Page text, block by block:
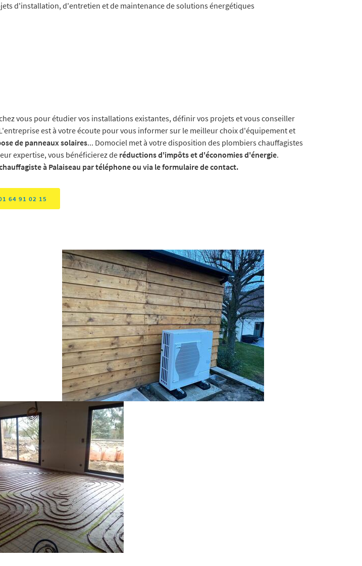
d'installation, d'entretien et de maintenance de solutions énergétiques
vous pour étudier vos installations existantes, définir vos projets et vous conseiller
est à votre écoute pour vous informer sur le meilleur choix d'équipement et
de panneaux solaires... Domociel met à votre disposition des plombiers chauffagistes
expertise, vous bénéficierez de réductions d'impôts et d'économies d'énergie.
à Palaiseau par téléphone ou via le formulaire de contact.
64 91 02 15